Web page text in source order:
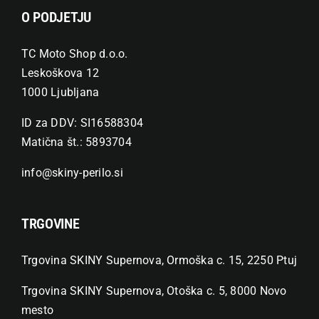
O PODJETJU
TC Moto Shop d.o.o.
Leskoškova 12
1000 Ljubljana
ID za DDV: SI16588304
Matična št.: 5893704
info@skiny-perilo.si
TRGOVINE
Trgovina SKINY Supernova, Ormoška c. 15, 2250 Ptuj
Trgovina SKINY Supernova, Otoška c. 5, 8000 Novo
mesto